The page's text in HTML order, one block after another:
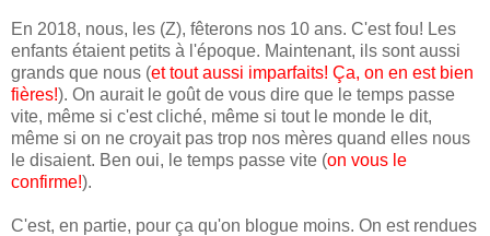
En 2018, nous, les (Z), fêterons nos 10 ans. C'est fou! Les
enfants étaient petits à l'époque. Maintenant, ils sont aussi
grands que nous (et tout aussi imparfaits! Ça, on en est bien
fières!). On aurait le goût de vous dire que le temps passe
vite, même si c'est cliché, même si tout le monde le dit,
même si on ne croyait pas trop nos mères quand elles nous
le disaient. Ben oui, le temps passe vite (on vous le
confirme!).
C'est, en partie, pour ça qu'on blogue moins. On est rendues